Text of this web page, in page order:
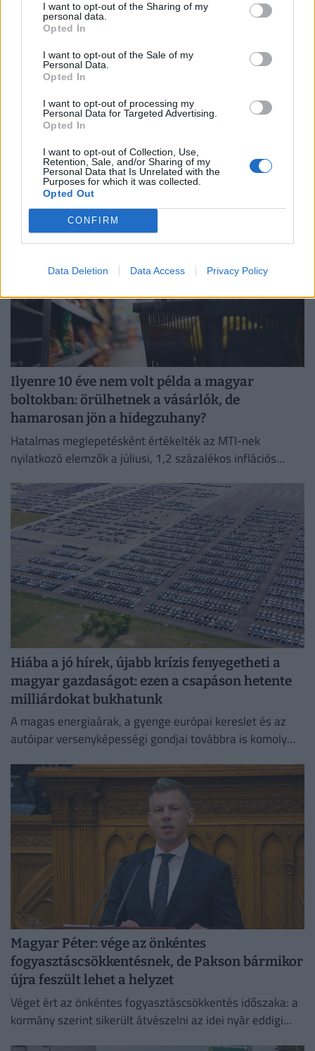
I want to opt-out of the Sharing of my
personal data.
Opted In
I want to opt-out of the Sale of my
Personal Data.
Opted In
I want to opt-out of processing my
Personal Data for Targeted Advertising.
Opted In
I want to opt-out of Collection, Use,
Retention, Sale, and/or Sharing of my
Personal Data that Is Unrelated with the
Purposes for which it was collected.
Opted Out
CONFIRM
Data Deletion Data Access Privacy Policy
Döntött a kormány: nagy változás jön a
Délután kettőtől kormányszóvivői tájékoztatót tart
Magyar Péter miniszterelnök, ahol várhatóan az eheti
kormányülés döntései és az energiaválság alakulása
kerül a fókuszba.
Ilyenre 10 éve nem volt példa a magyar
boltokban: örülhetnek a vásárlók, de
hamarosan jön a hidegzuhany?
Hatalmas meglepetésként értékelték az MTI-nek
nyilatkozó elemzők a júliusi, 1,2 százalékos inflációs
Hiába a jó hírek, újabb krízis fenyegetheti a
magyar gazdaságot: ezen a csapáson hetente
milliárdokat bukhatunk
A magas energiaárak, a gyenge európai kereslet és az
autóipar versenyképességi gondjai továbbra is komoly
Magyar Péter: vége az önkéntes
fogyasztáscsökkentésnek, de Pakson bármikor
újra feszült lehet a helyzet
Véget ért az önkéntes fogyasztáscsökkentés időszaka: a
kormány szerint sikerült átvészelni az idei nyár eddigi